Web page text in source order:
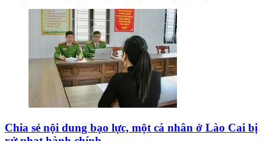
Chia sẻ nội dung bạo lực, một cá nhân ở Lào Cai bị